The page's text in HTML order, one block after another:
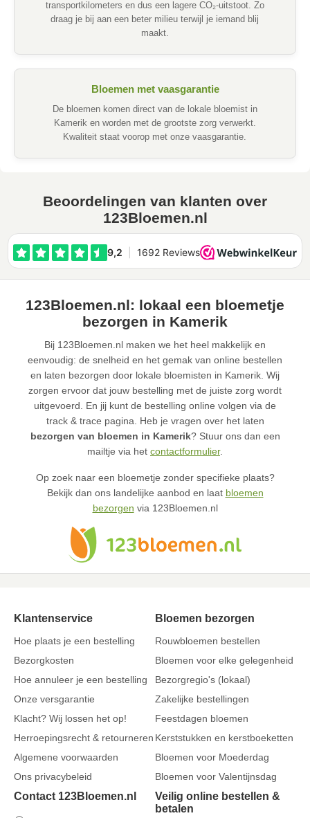
transportkilometers en dus een lagere CO₂-uitstoot. Zo
draag je bij aan een beter milieu terwijl je iemand blij
maakt.
Bloemen met vaasgarantie
De bloemen komen direct van de lokale bloemist in
Kamerik en worden met de grootste zorg verwerkt.
Kwaliteit staat voorop met onze vaasgarantie.
Beoordelingen van klanten over
123Bloemen.nl
123Bloemen.nl: lokaal een bloemetje
bezorgen in Kamerik
Bij 123Bloemen.nl maken we het heel makkelijk en
eenvoudig: de snelheid en het gemak van online bestellen
en laten bezorgen door lokale bloemisten in Kamerik. Wij
zorgen ervoor dat jouw bestelling met de juiste zorg wordt
uitgevoerd. En jij kunt de bestelling online volgen via de
track & trace pagina. Heb je vragen over het laten
bezorgen van bloemen in Kamerik? Stuur ons dan een
mailtje via het contactformulier.
Op zoek naar een bloemetje zonder specifieke plaats?
Bekijk dan ons landelijke aanbod en laat bloemen
bezorgen via 123Bloemen.nl
Klantenservice
Hoe plaats je een bestelling
Bezorgkosten
Hoe annuleer je een bestelling
Onze versgarantie
Klacht? Wij lossen het op!
Herroepingsrecht & retourneren
Algemene voorwaarden
Ons privacybeleid
Bloemen bezorgen
Rouwbloemen bestellen
Bloemen voor elke gelegenheid
Bezorgregio's (lokaal)
Zakelijke bestellingen
Feestdagen bloemen
Kerststukken en kerstboeketten
Bloemen voor Moederdag
Bloemen voor Valentijnsdag
Contact 123Bloemen.nl
Veilig online bestellen &
betalen